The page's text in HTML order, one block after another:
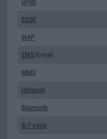
GPRS
EDGE
WAP
EMS/E-mail
MMS
Infraport
Bluetooth
B/T extra